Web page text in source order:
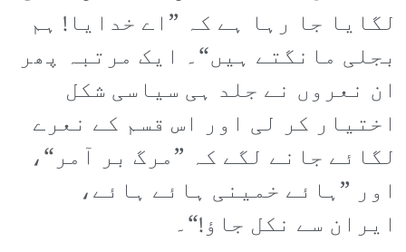
لگایا جا رہا ہے کہ ”اے خدایا! ہم
بجلی مانگتے ہیں“۔ ایک مرتبہ پھر
ان نعروں نے جلد ہی سیاسی شکل
اختیار کر لی اور اس قسم کے نعرے
لگائے جانے لگے کہ ”مرگ بر آمر“،
اور ”ہائے خمینی ہائے ہائے،
ایران سے نکل جاؤ!“۔